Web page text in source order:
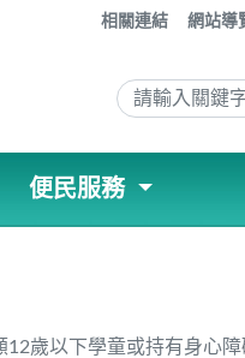
相關連結 網站導
便民服務
歲以下學童或持有身心